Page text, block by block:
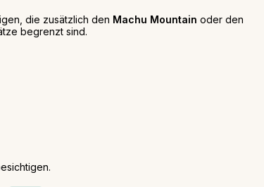
die zusätzlich den Machu Mountain oder den
begrenzt sind.